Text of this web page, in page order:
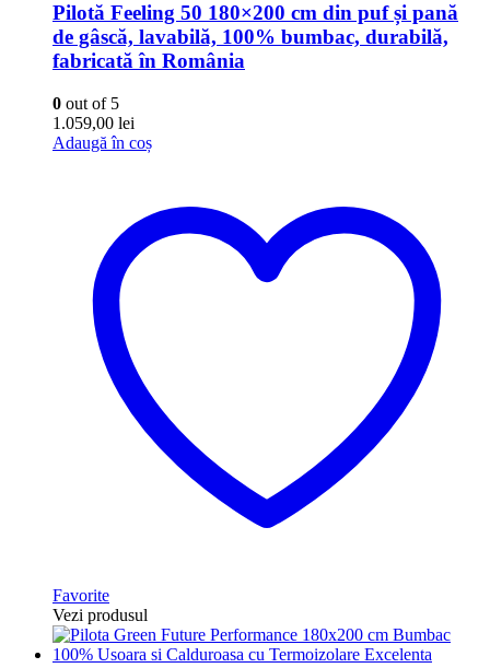
Pilotă Feeling 50 180×200 cm din puf și pană
de gâscă, lavabilă, 100% bumbac, durabilă,
fabricată în România
0 out of 5
1.059,00 lei
Adaugă în coș
Favorite
Vezi produsul